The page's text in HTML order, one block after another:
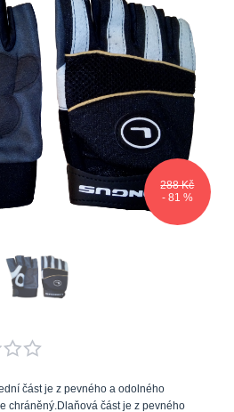
288 Kč
- 81 %
část je z pevného a odolného
chráněný.Dlaňová část je z pevného